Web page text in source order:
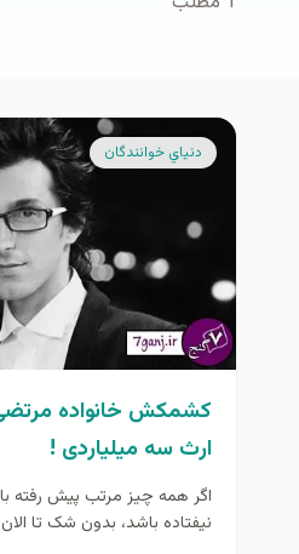
دنياي خوانندگان
کشمکش خانواده
ارث سه میلیاردی !
اگر همه چیز مرتب پیش رفته
نیفتاده باشد، بدون شک تا